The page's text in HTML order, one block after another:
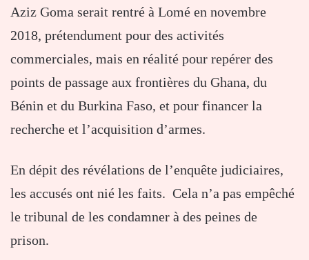
Aziz Goma serait rentré à Lomé en novembre
2018, prétendument pour des activités
commerciales, mais en réalité pour repérer des
points de passage aux frontières du Ghana, du
Bénin et du Burkina Faso, et pour financer la
recherche et l’acquisition d’armes.
En dépit des révélations de l’enquête judiciaires,
les accusés ont nié les faits. Cela n’a pas empêché
le tribunal de les condamner à des peines de
prison.